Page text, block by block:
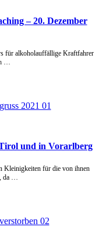
– 20. Dezember
für alkoholauffällige Kraftfahrer
…
und in Vorarlberg
Kleinigkeiten für die von ihnen
da …